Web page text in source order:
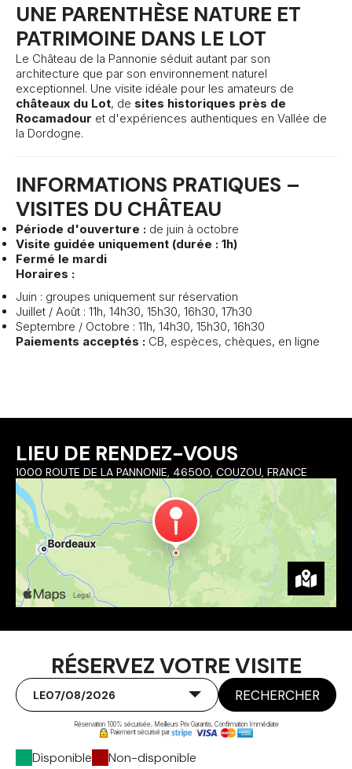
UNE PARENTHÈSE NATURE ET
PATRIMOINE DANS LE LOT
Le Château de la Pannonie séduit autant par son
architecture que par son environnement naturel
exceptionnel. Une visite idéale pour les amateurs de
châteaux du Lot, de sites historiques près de
Rocamadour et d'expériences authentiques en Vallée de
la Dordogne.
INFORMATIONS PRATIQUES –
VISITES DU CHÂTEAU
Période d'ouverture : de juin à octobre
Visite guidée uniquement (durée : 1h)
Fermé le mardi
Horaires :
Juin : groupes uniquement sur réservation
Juillet / Août : 11h, 14h30, 15h30, 16h30, 17h30
Septembre / Octobre : 11h, 14h30, 15h30, 16h30
Paiements acceptés : CB, espèces, chèques, en ligne
LIEU DE RENDEZ-VOUS
1000 ROUTE DE LA PANNONIE, 46500, COUZOU, FRANCE
RÉSERVEZ VOTRE VISITE
LE RECHERCHER
Réservation 100% sécurisée, Meilleurs Prix Garantis, Confirmation Immédiate
Paiement sécurisé par
Disponible Non-disponible